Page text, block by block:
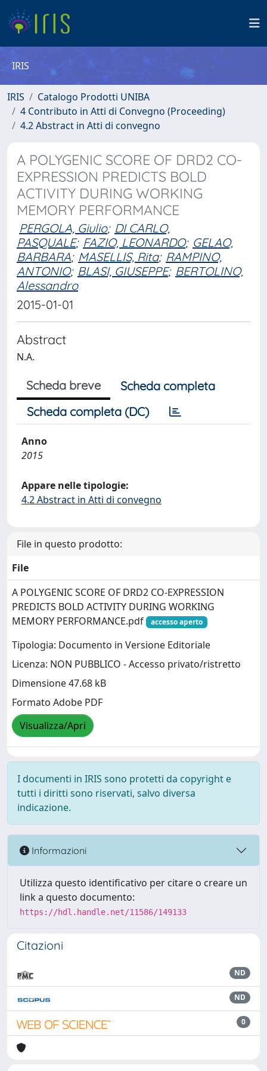
IRIS
IRIS
Catalogo Prodotti UNIBA
4 Contributo in Atti di Convegno (Proceeding)
4.2 Abstract in Atti di convegno
A POLYGENIC SCORE OF DRD2 CO-
EXPRESSION PREDICTS BOLD
ACTIVITY DURING WORKING
MEMORY PERFORMANCE
PERGOLA, Giulio; DI CARLO,
PASQUALE; FAZIO, LEONARDO; GELAO,
BARBARA; MASELLIS, Rita; RAMPINO,
ANTONIO; BLASI, GIUSEPPE; BERTOLINO,
Alessandro
2015-01-01
Abstract
N.A.
Scheda breve
Scheda completa
Scheda completa (DC)
Anno
2015
Appare nelle tipologie:
4.2 Abstract in Atti di convegno
File in questo prodotto:
File
A POLYGENIC SCORE OF DRD2 CO-EXPRESSION
PREDICTS BOLD ACTIVITY DURING WORKING
MEMORY PERFORMANCE.pdf
accesso aperto
Tipologia: Documento in Versione Editoriale
Licenza: NON PUBBLICO - Accesso privato/ristretto
Dimensione 47.68 kB
Formato Adobe PDF
Visualizza/Apri
I documenti in IRIS sono protetti da copyright e
tutti i diritti sono riservati, salvo diversa
indicazione.
Informazioni
Utilizza questo identificativo per citare o creare un
link a questo documento:
https://hdl.handle.net/11586/149133
Citazioni
ND
ND
0